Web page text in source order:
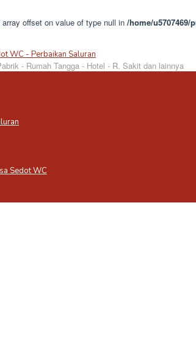
offset on value of type null in /home/
WC - Perbaikan Saluran
- Rumah Tangga - Hotel - R. Sakit dan lainnya
Sedot WC